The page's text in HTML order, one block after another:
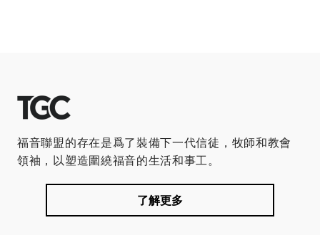
福音聯盟的存在是爲了裝備下一代信徒，牧師和教會
領袖，以塑造圍繞福音的生活和事工。
了解更多